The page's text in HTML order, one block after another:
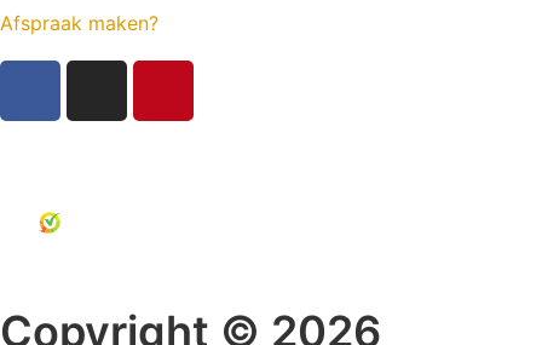
Afspraak maken?
Copyright © 2026